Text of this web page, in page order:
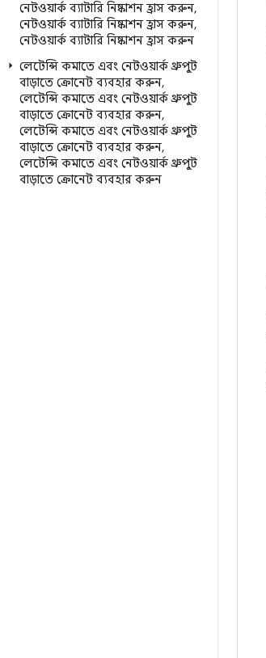
নেটওয়ার্ক ব্যাটারি নিষ্কাশন হ্রাস করুন,
নেটওয়ার্ক ব্যাটারি নিষ্কাশন হ্রাস করুন,
নেটওয়ার্ক ব্যাটারি নিষ্কাশন হ্রাস করুন
লেটেন্সি কমাতে এবং নেটওয়ার্ক থ্রুপুট
বাড়াতে ক্রোনেট ব্যবহার করুন,
লেটেন্সি কমাতে এবং নেটওয়ার্ক থ্রুপুট
বাড়াতে ক্রোনেট ব্যবহার করুন,
লেটেন্সি কমাতে এবং নেটওয়ার্ক থ্রুপুট
বাড়াতে ক্রোনেট ব্যবহার করুন,
লেটেন্সি কমাতে এবং নেটওয়ার্ক থ্রুপুট
বাড়াতে ক্রোনেট ব্যবহার করুন